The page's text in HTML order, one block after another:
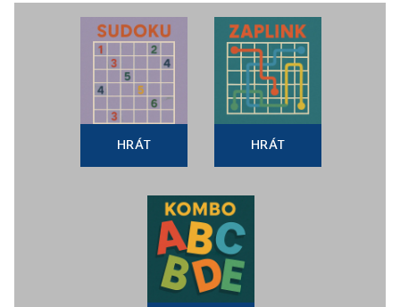
HRÁT HRÁT